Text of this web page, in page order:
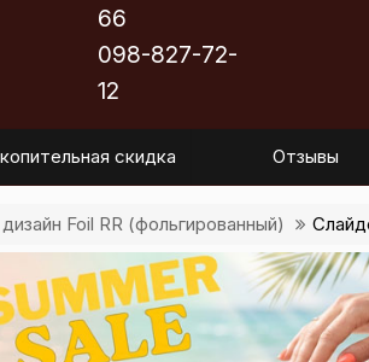
66
098-827-72-
12
скидка Отзывы
Foil RR (фольгированный)